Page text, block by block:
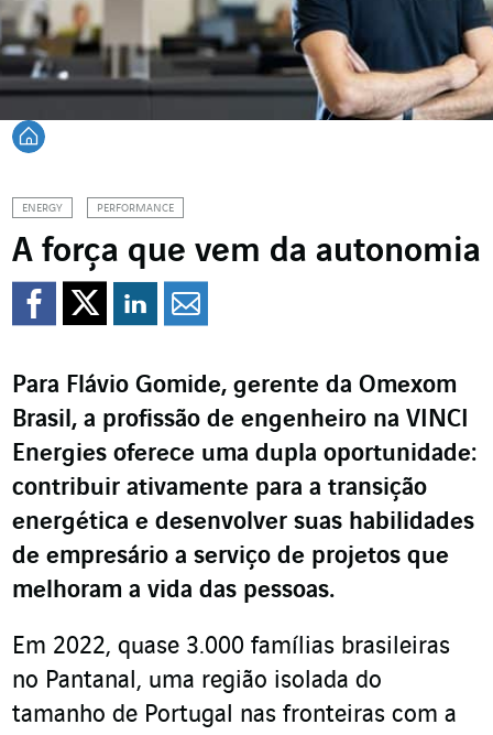
Voltar à página inicial
ENERGY PERFORMANCE
A força que vem da autonomia
Compartilhar no
Compartilhar no
Compartilhar no
Para Flávio Gomide, gerente da Omexom
Brasil, a profissão de engenheiro na VINCI
Energies oferece uma dupla oportunidade:
contribuir ativamente para a transição
energética e desenvolver suas habilidades
de empresário a serviço de projetos que
melhoram a vida das pessoas.
Em 2022, quase 3.000 famílias brasileiras
no Pantanal, uma região isolada do
tamanho de Portugal nas fronteiras com a